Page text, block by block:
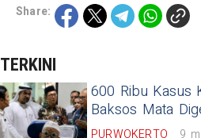
Share:
TERKINI
600 Ribu Kasus
Baksos Mata
PURWOKERTO 9